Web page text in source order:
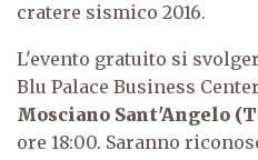
cratere sismico 2016.
L'evento gratuito si
Blu Palace Business
Mosciano Sant'Angelo
ore 18:00. Saranno